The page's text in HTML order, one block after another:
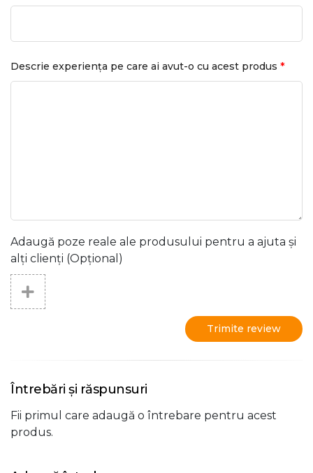
Descrie experiența pe care ai avut-o cu acest produs *
Adaugă poze reale ale produsului pentru a ajuta și
alți clienți (Opțional)
Trimite review
Întrebări și răspunsuri
Fii primul care adaugă o întrebare pentru acest
produs.